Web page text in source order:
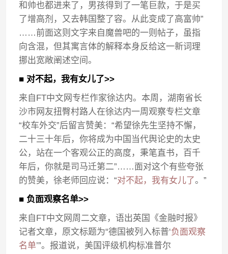
和帅也都进来了，男孩得到了一笔巨款，于是买
了增高剂，又去韩国整了容。从此变成了高富帅”
……前面这则文字来自魔兽吧的一则帖子，虽指
向含混，但其寓言体的解释本身反给这一新词理
挪出宽敞阐述空间。
■ 对不起，我有女儿了>>
来自FT中文网专栏作家徐达内。本周，湖南省长
沙市网友扭臀村路人在徐达内一周观察专栏文章
“校车外交”后留言赞美：“希望徐先生坚持不懈，
二十三十年后，你将成为中国当代舆论史的太史
公，站在一个客观公正的高度，秉笔直书，百千
年后，你就是司马迁第二”……面对这个有些夸张
的赞美，徐老师回应说：“对不起，我有女儿了。”
■ 负面观察名单>>
来自FT中文网周二文章，语出英国《金融时报》
记者文章，原文标题为“德国被列入标普‘负面观察
名单’”。报道说，美国评级机构标准普尔